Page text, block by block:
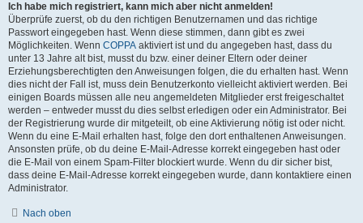
Ich habe mich registriert, kann mich aber nicht anmelden!
Überprüfe zuerst, ob du den richtigen Benutzernamen und das richtige
Passwort eingegeben hast. Wenn diese stimmen, dann gibt es zwei
Möglichkeiten. Wenn COPPA aktiviert ist und du angegeben hast, dass du
unter 13 Jahre alt bist, musst du bzw. einer deiner Eltern oder deiner
Erziehungsberechtigten den Anweisungen folgen, die du erhalten hast. Wenn
dies nicht der Fall ist, muss dein Benutzerkonto vielleicht aktiviert werden. Bei
einigen Boards müssen alle neu angemeldeten Mitglieder erst freigeschaltet
werden – entweder musst du dies selbst erledigen oder ein Administrator. Bei
der Registrierung wurde dir mitgeteilt, ob eine Aktivierung nötig ist oder nicht.
Wenn du eine E-Mail erhalten hast, folge den dort enthaltenen Anweisungen.
Ansonsten prüfe, ob du deine E-Mail-Adresse korrekt eingegeben hast oder
die E-Mail von einem Spam-Filter blockiert wurde. Wenn du dir sicher bist,
dass deine E-Mail-Adresse korrekt eingegeben wurde, dann kontaktiere einen
Administrator.
Nach oben